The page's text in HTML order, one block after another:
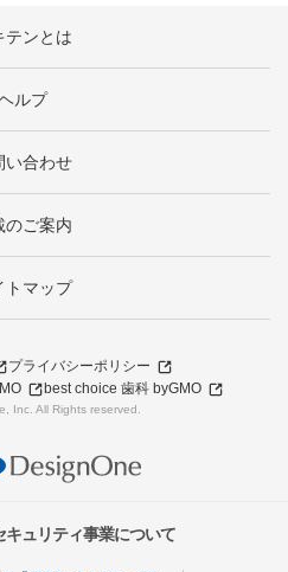
テンとは
ルプ
い合わせ
のご案内
トマップ
プライバシーポリシー
best choice 歯科 byGMO
Inc. All Rights reserved.
ュリティ事業について